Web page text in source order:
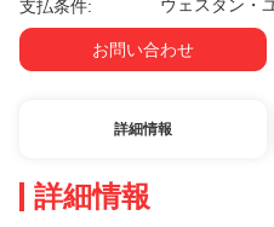
支払条件: ウェスタン・
お問い合わせ
詳細情報
詳細情報